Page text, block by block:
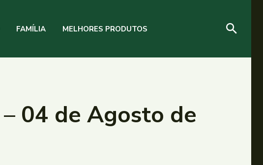
FAMÍLIA MELHORES PRODUTOS
04 de Agosto de